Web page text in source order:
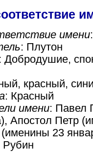
имени
: Плутон
: Добродушие,
красный,
: Красный
имени: Павел
Апостол Петр
23
Рубин